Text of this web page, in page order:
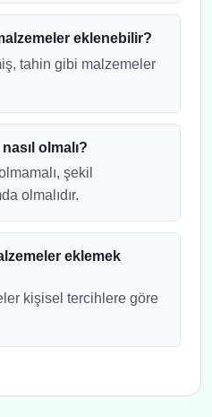
eklenebilir?
tahin gibi malzemeler
olmalı?
şekil
olmalıdır.
eklemek
kişisel tercihlere göre